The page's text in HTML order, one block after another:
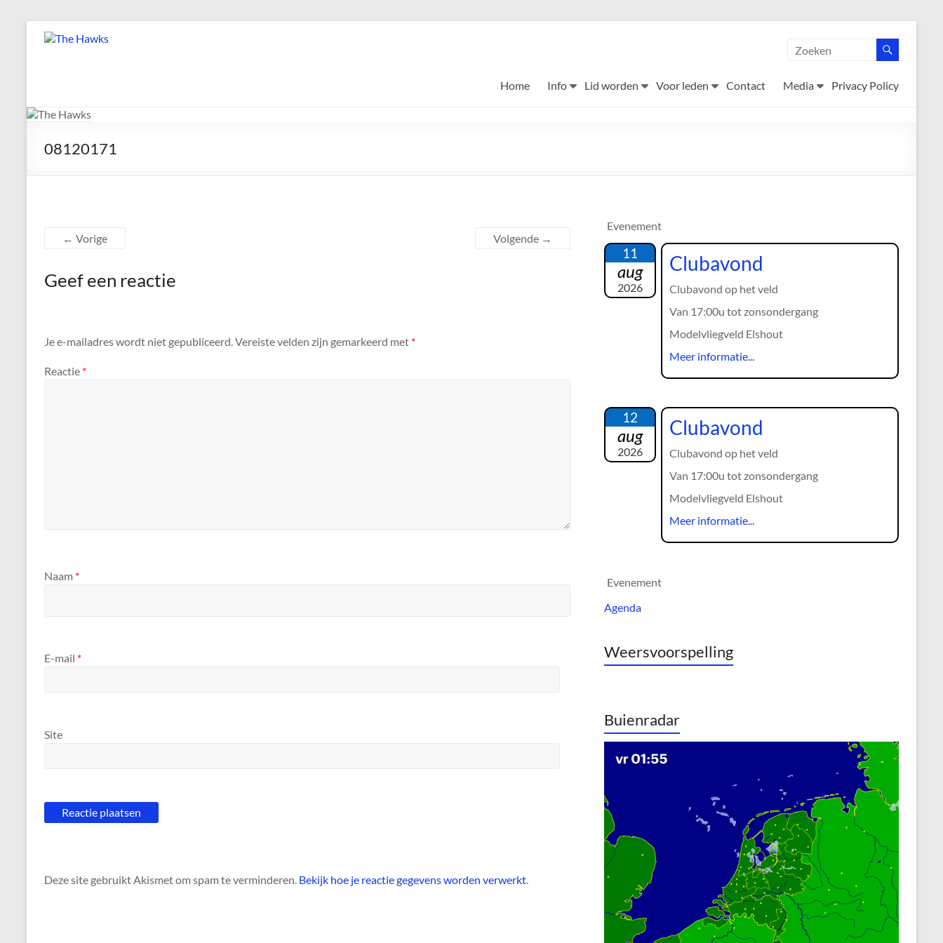
naarThe
gezelligste
van
Home Info Lid worden Voor leden Contact Media Privacy Policy
08120171
← Vorige Volgende →
Geef een reactie
Je e-mailadres wordt niet gepubliceerd.Vereiste velden zijn gemarkeerd met *
Reactie *
Naam *
E-mail *
Site
Deze site gebruikt Akismet om spam te verminderen. Bekijk hoe je reactie gegevens worden verwerkt
Evenement
11
aug
2026
Clubavond
Clubavond op het veld
Van 17:00u tot zonsondergang
Modelvliegveld Elshout
Meer informatie...
12
aug
2026
Clubavond
Clubavond op het veld
Van 17:00u tot zonsondergang
Modelvliegveld Elshout
Meer informatie...
Evenement
Agenda
Weersvoorspelling
Buienradar